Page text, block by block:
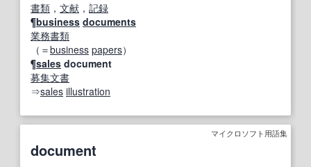
書類 ， 文献 ， 記録
¶business documents
業務書類
（＝business papers）
¶sales document
募集文書
⇒sales illustration
マイクロソフト用語集
document